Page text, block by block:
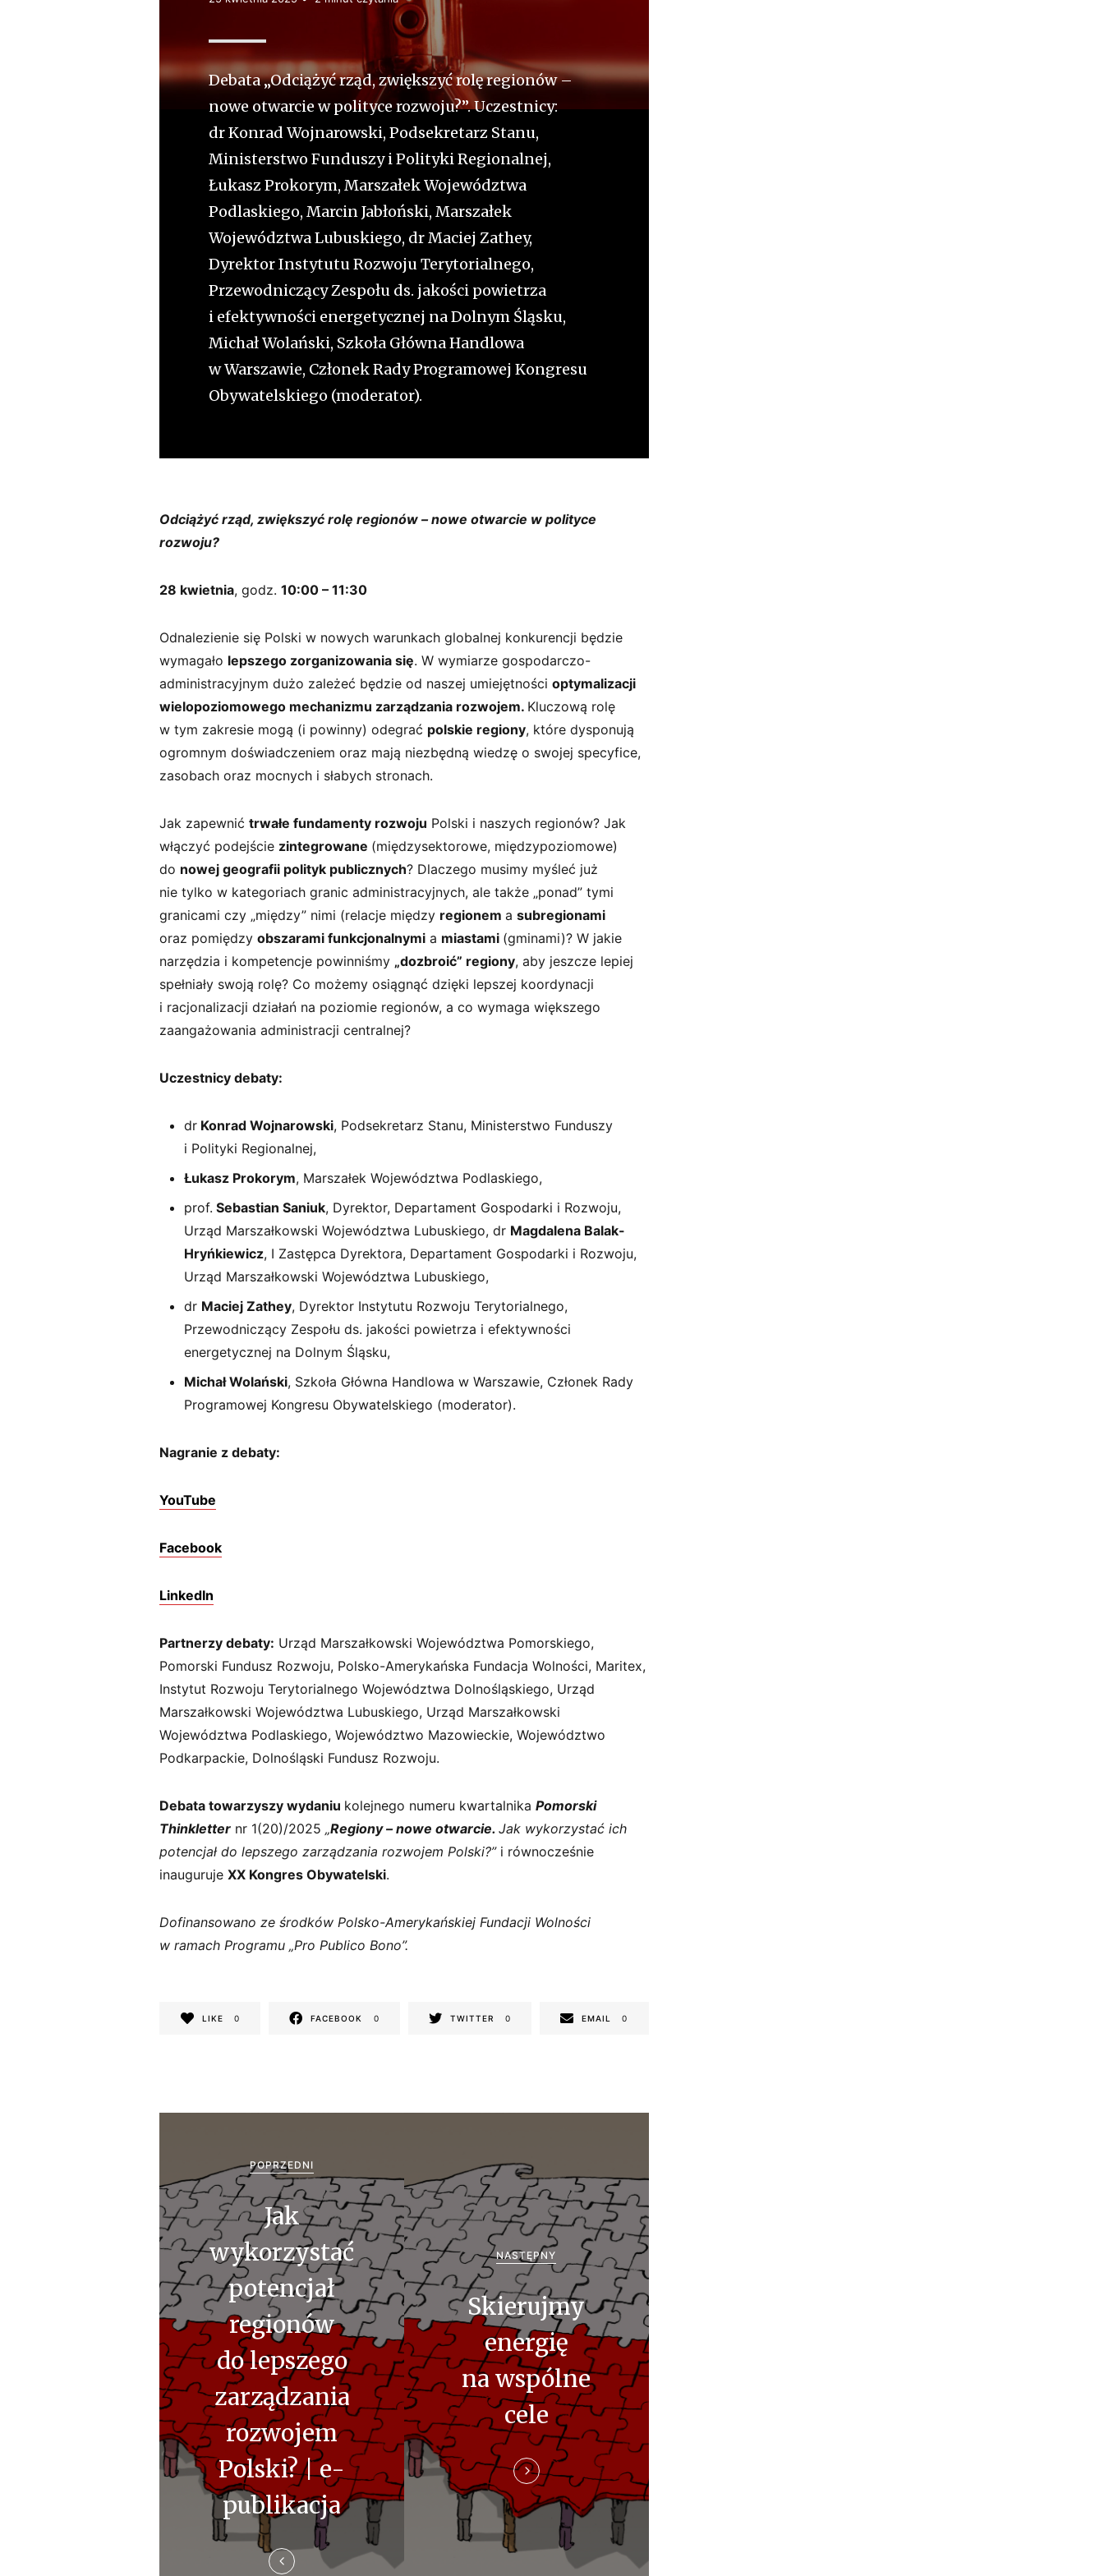
Debata „Odciążyć rząd, zwiększyć rolę regionów –
nowe otwarcie w polityce rozwoju?”. Uczestnicy:
dr Konrad Wojnarowski, Podsekretarz Stanu,
Ministerstwo Funduszy i Polityki Regionalnej,
Łukasz Prokorym, Marszałek Województwa
Podlaskiego, Marcin Jabłoński, Marszałek
Województwa Lubuskiego, dr Maciej Zathey,
Dyrektor Instytutu Rozwoju Terytorialnego,
Przewodniczący Zespołu ds. jakości powietrza
i efektywności energetycznej na Dolnym Śląsku,
Michał Wolański, Szkoła Główna Handlowa
w Warszawie, Członek Rady Programowej Kongresu
Obywatelskiego (moderator).
Odciążyć rząd, zwiększyć rolę regionów – nowe otwarcie w polityce
rozwoju?
28 kwietnia, godz.10:00 – 11:30
Odnalezienie się Polski w nowych warunkach globalnej konkurencji będzie
wymagało lepszego zorganizowania się. W wymiarze gospodarczo-
administracyjnym dużo zależeć będzie od naszej umiejętnościoptymalizacji
wielopoziomowego mechanizmu zarządzania rozwojem. Kluczową rolę
w tym zakresie mogą (i powinny) odegrać polskie regiony, które dysponują
ogromnym doświadczeniem oraz mają niezbędną wiedzę o swojej specyfice,
zasobach oraz mocnych i słabych stronach.
Jak zapewnićtrwałe fundamenty rozwoju Polski i naszych regionów? Jak
włączyć podejście zintegrowane (międzysektorowe, międzypoziomowe)
do nowej geografii polityk publicznych? Dlaczego musimy myśleć już
nie tylko w kategoriach granic administracyjnych, ale także „ponad” tymi
granicami czy „między” nimi (relacje między regionemasubregionami
oraz pomiędzyobszarami funkcjonalnymi a miastami (gminami)? W jakie
narzędzia i kompetencje powinniśmy „dozbroić” regiony, aby jeszcze lepiej
spełniały swoją rolę? Co możemy osiągnąć dzięki lepszej koordynacji
i racjonalizacji działań na poziomie regionów, a co wymaga większego
zaangażowania administracji centralnej?
Uczestnicy debaty:
dr Konrad Wojnarowski, Podsekretarz Stanu, Ministerstwo Funduszy
i Polityki Regionalnej,
Łukasz Prokorym, Marszałek Województwa Podlaskiego,
prof. Sebastian Saniuk, Dyrektor, Departament Gospodarki i Rozwoju,
Urząd Marszałkowski Województwa Lubuskiego, dr Magdalena Balak-
Hryńkiewicz, I Zastępca Dyrektora, Departament Gospodarki i Rozwoju,
Urząd Marszałkowski Województwa Lubuskiego,
dr Maciej Zathey, Dyrektor Instytutu Rozwoju Terytorialnego,
Przewodniczący Zespołu ds. jakości powietrza i efektywności
energetycznej na Dolnym Śląsku,
Michał Wolański, Szkoła Główna Handlowa w Warszawie, Członek Rady
Programowej Kongresu Obywatelskiego (moderator).
Nagranie z debaty:
YouTube
Facebook
LinkedIn
Partnerzy debaty: Urząd Marszałkowski Województwa Pomorskiego,
Pomorski Fundusz Rozwoju, Polsko-Amerykańska Fundacja Wolności, Maritex,
Instytut Rozwoju Terytorialnego Województwa Dolnośląskiego, Urząd
Marszałkowski Województwa Lubuskiego, Urząd Marszałkowski
Województwa Podlaskiego,Województwo Mazowieckie, Województwo
Podkarpackie, Dolnośląski Fundusz Rozwoju.
Debata towarzyszy wydaniu kolejnego numeru kwartalnikaPomorski
Thinkletter nr 1(20)/2025„Regiony – nowe otwarcie.Jak wykorzystać ich
potencjał do lepszego zarządzania rozwojem Polski?” i równocześnie
inaugurujeXX Kongres Obywatelski.
Dofinansowano ze środków Polsko-Amerykańskiej Fundacji Wolności
w ramach Programu „Pro Publico Bono”.
LIKE 0 FACEBOOK 0 TWITTER 0 EMAIL 0
w
i
a
c
j
a
w
p
POPRZEDNI
Jak
wykorzystać
potencjał
regionów
do lepszego
zarządzania
rozwojem
Polski? | e-
publikacja
NASTĘPNY
Skierujmy
energię
na wspólne
cele